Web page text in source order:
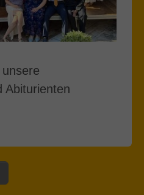
Abiturienten